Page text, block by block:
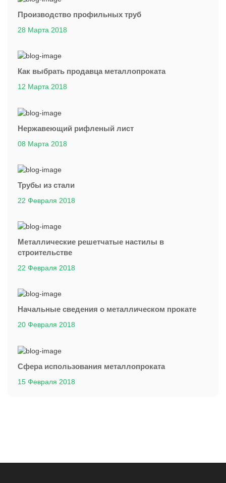
Производство профильных труб
28 Марта 2018
Как выбрать продавца металлопроката
12 Марта 2018
Нержавеющий рифленый лист
08 Марта 2018
Трубы из стали
22 Февраля 2018
Металлические решетчатые настилы в
строительстве
22 Февраля 2018
Начальные сведения о металлическом прокате
20 Февраля 2018
Сфера использования металлопроката
15 Февраля 2018